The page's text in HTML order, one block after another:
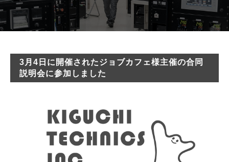
3月4日に開催されたジョブカフェ様主催の合同
説明会に参加しました